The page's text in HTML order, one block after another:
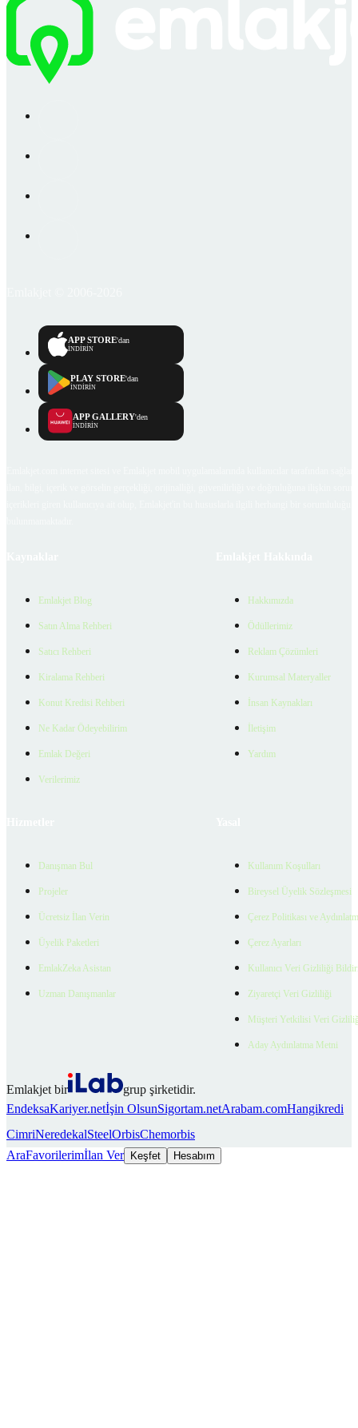
APP STORE'dan
İNDİRİN
PLAY STORE'dan
İNDİRİN
APP GALLERY'den
İNDİRİN
Emlakjet Blog
Satın Alma Rehberi
Satıcı Rehberi
Kiralama Rehberi
Konut Kredisi Rehberi
Ne Kadar Ödeyebilirim
Emlak Değeri
Verilerimiz
Hakkımızda
Ödüllerimiz
Reklam Çözümleri
Kurumsal Materyaller
İnsan Kaynakları
İletişim
Yardım
Danışman Bul
Projeler
Ücretsiz İlan Verin
Üyelik Paketleri
EmlakZeka Asistan
Uzman Danışmanlar
Kullanım Koşulları
Bireysel Üyelik Sözleşmesi
Çerez Politikası ve
Çerez Ayarları
Kullanıcı Veri Gizliliği
Ziyaretçi Veri Gizliliği
Müşteri Yetkilisi Veri
Aday Aydınlatma Metni
Emlakjet bir
grup şirketidir.
EndeksaKariyer.netİşin OlsunSigortam.netArabam.comHangikredi
CimriNeredekalSteelOrbisChemorbis
AraFavorilerimİlan Ver Keşfet Hesabım